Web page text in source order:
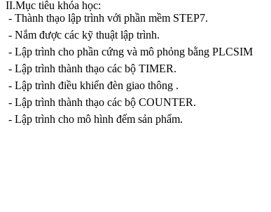
II.Mục tiêu khóa học:
- Thành thạo lập trình với phần mềm STEP7.
- Nắm được các kỹ thuật lập trình.
- Lập trình cho phần cứng và mô phỏng bằng PLCSIM
- Lập trình thành thạo các bộ TIMER.
- Lập trình điều khiển đèn giao thông .
- Lập trình thành thạo các bộ COUNTER.
- Lập trình cho mô hình đếm sản phẩm.